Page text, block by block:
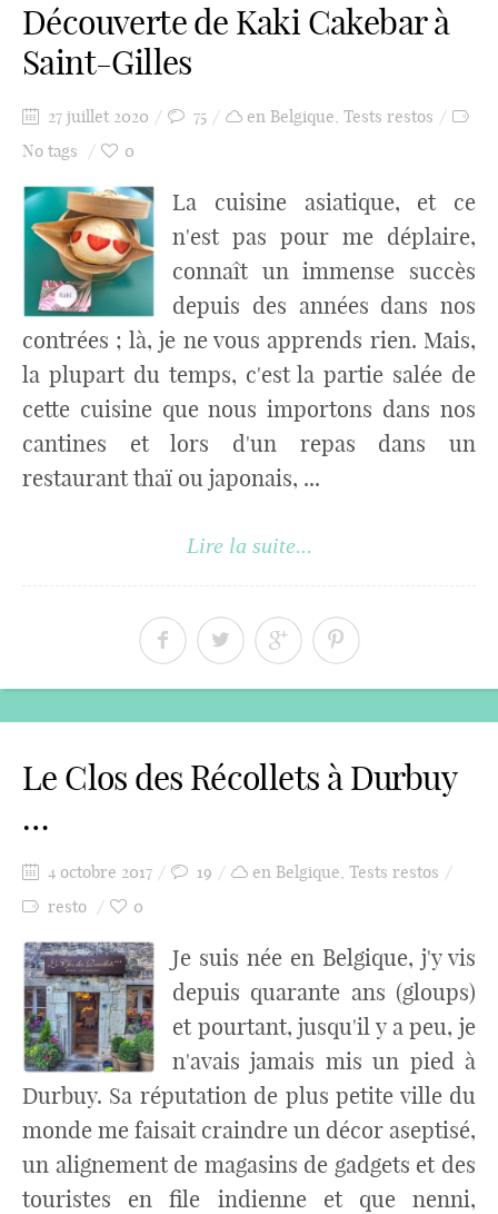
Découverte de Kaki Cakebar à
Saint-Gilles
27 juillet 2020 75 en Belgique, Tests restos
No tags
0
La cuisine asiatique, et ce
n'est pas pour me déplaire,
connaît un immense succès
depuis des années dans nos
contrées ; là, je ne vous apprends rien. Mais,
la plupart du temps, c'est la partie salée de
cette cuisine que nous importons dans nos
cantines et lors d'un repas dans un
restaurant thaï ou japonais, ...
Lire la suite...
Le Clos des Récollets à Durbuy
…
4 octobre 2017 19 en Belgique, Tests restos
resto
0
Je suis née en Belgique, j'y vis
depuis quarante ans (gloups)
et pourtant, jusqu'il y a peu, je
n'avais jamais mis un pied à
Durbuy. Sa réputation de plus petite ville du
monde me faisait craindre un décor aseptisé,
un alignement de magasins de gadgets et des
touristes en file indienne et que nenni,